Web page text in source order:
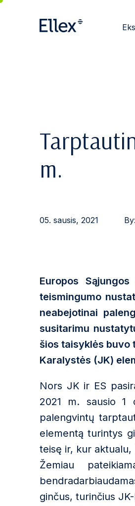
m.
05. sausis, 2021 By:
Europos
teismingumo
neabejotinai
susitarimu
šios taisyklės buvo
Karalystės (JK)
Nors JK ir ES
2021 m. sausio 1
palengvintų
elementą turintys
teisę ir, kur aktualu,
Žemiau
ginčus, turinčius